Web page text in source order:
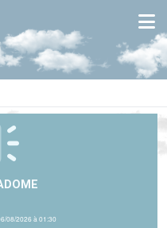
08/2026 à 01:30